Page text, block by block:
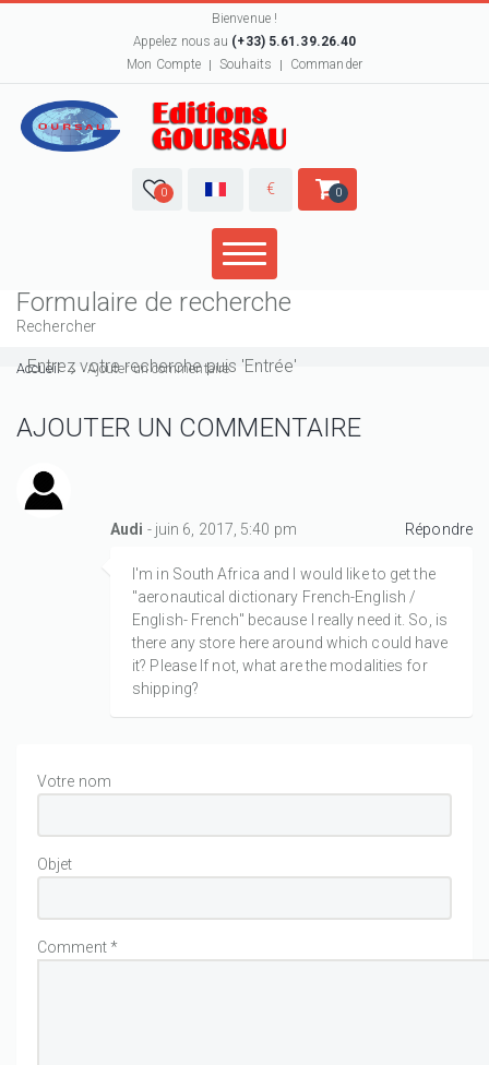
Bienvenue !
Appelez nous au (+33) 5.61.39.26.40
Mon Compte
Souhaits Commander
0 € 0
Formulaire de recherche
Rechercher
Accueil Ajouter un commentaire
AJOUTER UN COMMENTAIRE
Audi - juin 6, 2017, 5:40 pm Répondre
I'm in South Africa and I would like to get the
"aeronautical dictionary French-English /
English- French" because I really need it. So, is
there any store here around which could have
it? Please If not, what are the modalities for
shipping?
Votre nom
Objet
Comment*